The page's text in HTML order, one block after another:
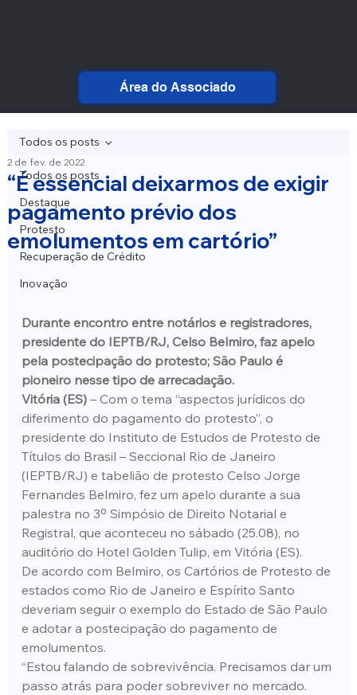
Área do Associado
Todos os posts
Destaque
Protesto
Recuperação de Crédito
Inovação
Todos os posts
“É essencial deixarmos de exigir
pagamento prévio dos
emolumentos em cartório”
2 de fev. de 2022
Durante encontro entre notários e registradores,
presidente do IEPTB/RJ, Celso Belmiro, faz apelo
pela postecipação do protesto; São Paulo é
pioneiro nesse tipo de arrecadação.
Vitória (ES) – Com o tema “aspectos jurídicos do
diferimento do pagamento do protesto”, o
presidente do Instituto de Estudos de Protesto de
Títulos do Brasil – Seccional Rio de Janeiro
(IEPTB/RJ) e tabelião de protesto Celso Jorge
Fernandes Belmiro, fez um apelo durante a sua
palestra no 3º Simpósio de Direito Notarial e
Registral, que aconteceu no sábado (25.08), no
auditório do Hotel Golden Tulip, em Vitória (ES).
De acordo com Belmiro, os Cartórios de Protesto de
estados como Rio de Janeiro e Espírito Santo
deveriam seguir o exemplo do Estado de São Paulo
e adotar a postecipação do pagamento de
emolumentos.
“Estou falando de sobrevivência. Precisamos dar um
passo atrás para poder sobreviver no mercado.